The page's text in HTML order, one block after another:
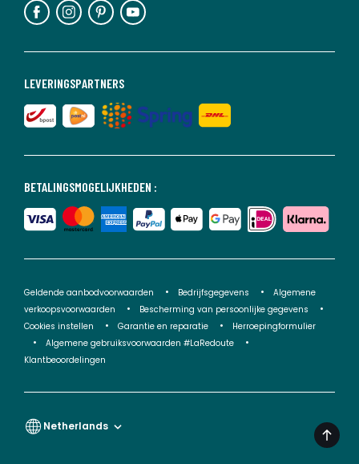
BETALINGSMOGELIJKHEDEN :
LEVERINGSPARTNERS
Geldende aanbodvoorwaarden Bedrijfsgegevens
Algemene
verkoopsvoorwaarden
Bescherming van persoonlijke gegevens
Cookies instellen
Garantie en reparatie
Herroepingformulier
Algemene gebruiksvoorwaarden #LaRedoute
Klantbeoordelingen
Netherlands